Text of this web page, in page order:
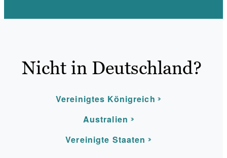
Nicht in Deutschland?
Vereinigtes Königreich
Australien
Vereinigte Staaten